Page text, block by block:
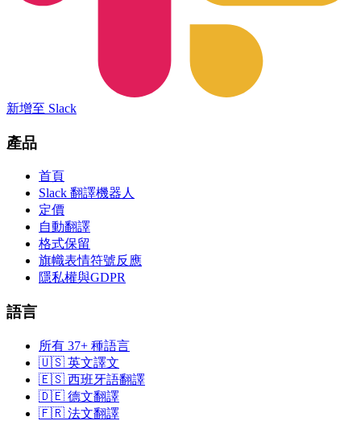
新增至 Slack
產品
首頁
Slack 翻譯機器人
定價
自動翻譯
格式保留
旗幟表情符號反應
隱私權與GDPR
語言
所有 37+ 種語言
🇺🇸 英文譯文
🇪🇸 西班牙語翻譯
🇩🇪 德文翻譯
🇫🇷 法文翻譯